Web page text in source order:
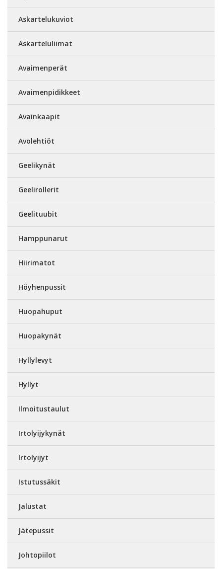
Askartelukuviot
Askarteluliimat
Avaimenperät
Avaimenpidikkeet
Avainkaapit
Avolehtiöt
Geelikynät
Geelirollerit
Geelituubit
Hamppunarut
Hiirimatot
Höyhenpussit
Huopahuput
Huopakynät
Hyllylevyt
Hyllyt
Ilmoitustaulut
Irtolyijykynät
Irtolyijyt
Istutussäkit
Jalustat
Jätepussit
Johtopiilot